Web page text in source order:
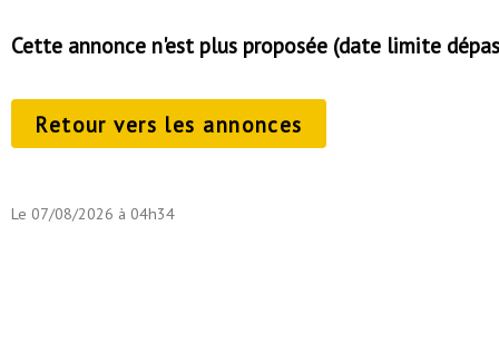
Cette annonce n'est plus proposée (date limite
Retour vers les annonces
Le 07/08/2026 à 04h34